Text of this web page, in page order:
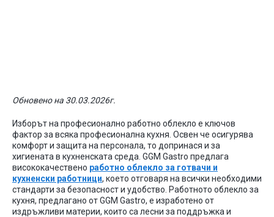
Обновено на 30.03.2026г.
Изборът на професионално работно облекло е ключов
фактор за всяка професионална кухня. Освен че осигурява
комфорт и защита на персонала, то допринася и за
хигиената в кухненската среда. GGM Gastro предлага
висококачествено работно облекло за готвачи и
кухненски работници, което отговаря на всички необходими
стандарти за безопасност и удобство. Работното облекло за
кухня, предлагано от GGM Gastro, е изработено от
издръжливи материи, които са лесни за поддръжка и